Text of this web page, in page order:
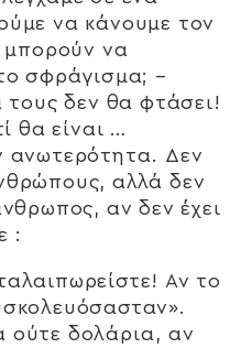
να κάνουμε τον
μπορούν να
σφράγισμα; –
τους δεν θα φτάσει!
θα είναι …
ανωτερότητα. Δεν
αλλά δεν
αν δεν έχει
:
Αν το
ούτε δολάρια, αν